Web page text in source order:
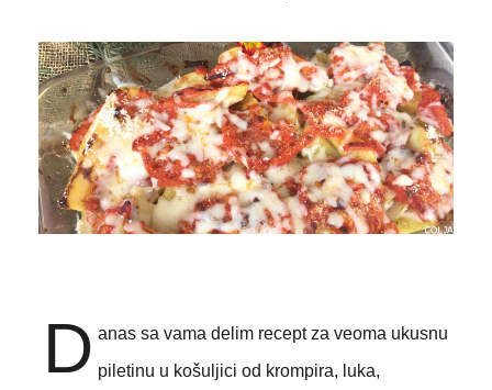
D anas sa vama delim recept za veoma ukusnu
piletinu u košuljici od krompira, luka,